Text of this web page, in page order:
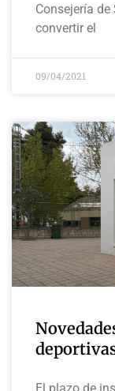
Consejería
convertir el
09/04/2021